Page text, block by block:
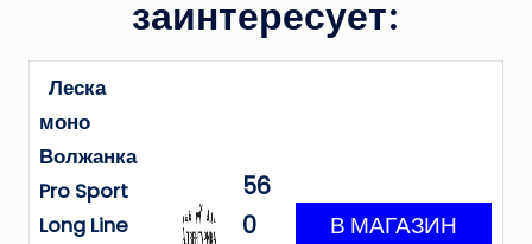
заинтересует:
Леска
моно
Волжанка
Pro Sport
Long Line
56
0